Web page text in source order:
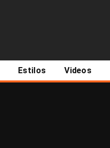
Estilos Videos